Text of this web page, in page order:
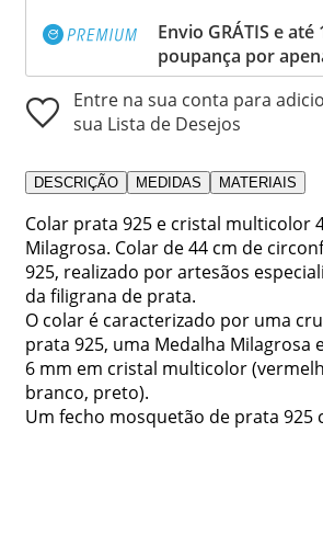
Envio GRÁTIS e até
poupança por
Entre na sua conta para
sua Lista de Desejos
DESCRIÇÃO MEDIDAS MATERIAIS
Colar prata 925 e cristal multicolor
Milagrosa. Colar de 44 cm de
925, realizado por artesãos
da filigrana de prata.
O colar é caracterizado por uma
prata 925, uma Medalha Milagrosa
6 mm em cristal multicolor
branco, preto).
Um fecho mosquetão de prata 925